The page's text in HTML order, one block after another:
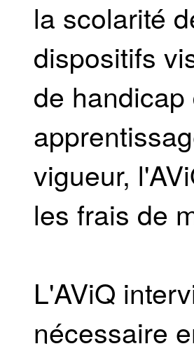
la scolarité
dispositifs
de
vigueur,
les frais de
L'AViQ
nécessaire